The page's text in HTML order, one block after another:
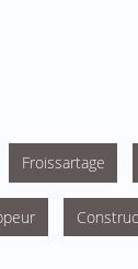
Froissartage